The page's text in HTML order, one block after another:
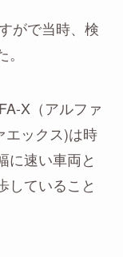
がで当時、検
X（アルファ
エックス)は時
に速い車両と
していること